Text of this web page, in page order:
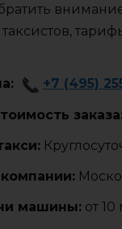
+7 (495)
машины: от